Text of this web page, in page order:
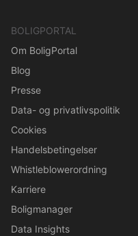
BOLIGPORTAL
Om BoligPortal
Blog
Presse
Data- og privatlivspolitik
Cookies
Handelsbetingelser
Whistleblowerordning
Karriere
Boligmanager
Data Insights